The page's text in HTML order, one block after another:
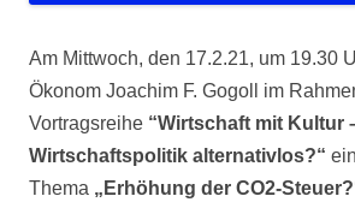
Am Mittwoch, den 17.2.21, um 19.30
Ökonom Joachim F. Gogoll im
Vortragsreihe “Wirtschaft mit Kultur
Wirtschaftspolitik alternativlos?“
Thema „Erhöhung der CO2-